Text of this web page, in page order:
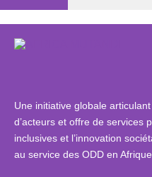
Une initiative globale
d’acteurs et offre de services
inclusives et l’innovation
au service des ODD en Afrique.